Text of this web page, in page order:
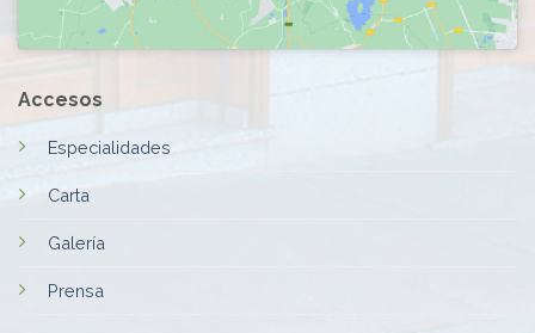
Accesos
Especialidades
Carta
Galería
Prensa